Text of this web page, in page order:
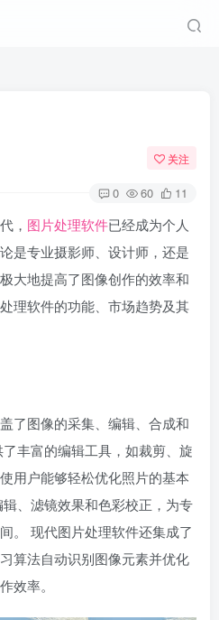
关注
0 60 11
， 图片处理软件已经成为个人
是专业摄影师、设计师，还是
大地提高了图像创作的效率和
理软件的功能、市场趋势及其
了图像的采集、编辑、合成和
丰富的编辑工具，如裁剪、旋
用户能够轻松优化照片的基本
、滤镜效果和色彩校正，为专
。 现代图片处理软件还集成了
算法自动识别图像元素并优化
效率。